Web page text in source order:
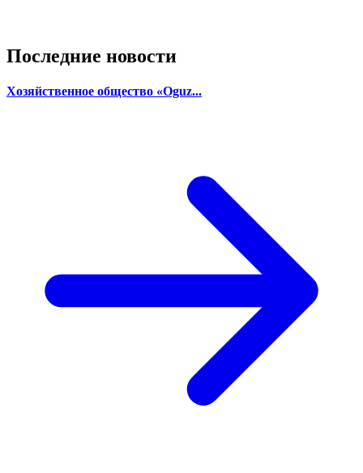
Последние новости
Хозяйственное общество «Oguz...